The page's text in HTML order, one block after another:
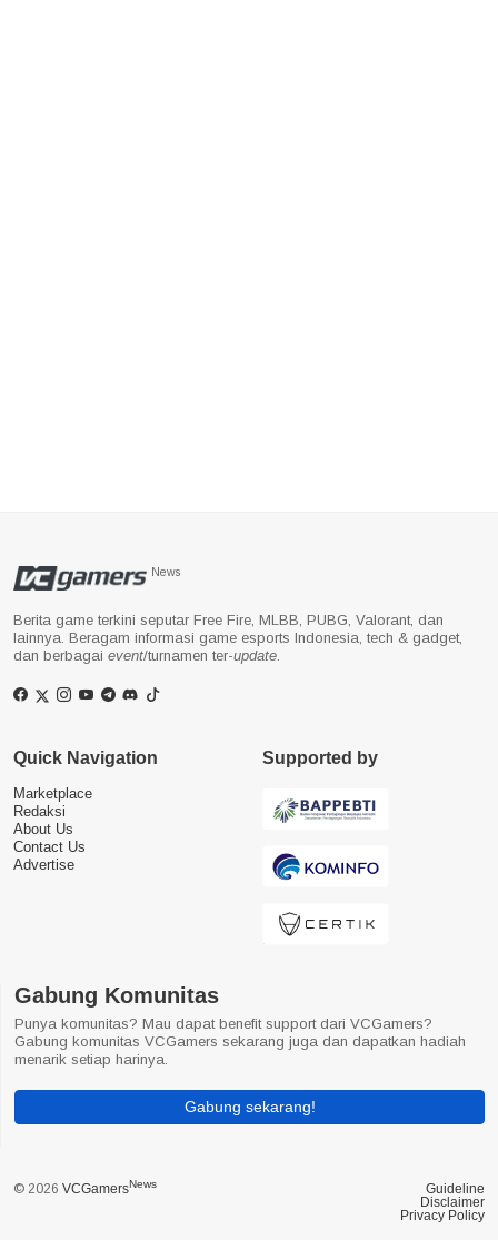
News
Berita game terkini seputar Free Fire, MLBB, PUBG, Valorant, dan
lainnya. Beragam informasi game esports Indonesia, tech & gadget,
dan berbagai event/turnamen ter-update.
Quick Navigation
Marketplace
Redaksi
About Us
Contact Us
Advertise
Supported by
Gabung Komunitas
Punya komunitas? Mau dapat benefit support dari VCGamers?
Gabung komunitas VCGamers sekarang juga dan dapatkan hadiah
menarik setiap harinya.
Gabung sekarang!
© 2026 VCGamersNews
Guideline
Disclaimer
Privacy Policy